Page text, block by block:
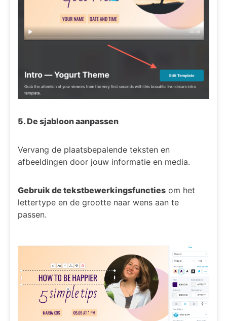
5. De sjabloon aanpassen
Vervang de plaatsbepalende teksten en
afbeeldingen door jouw informatie en media.
Gebruik de tekstbewerkingsfuncties om het
lettertype en de grootte naar wens aan te
passen.